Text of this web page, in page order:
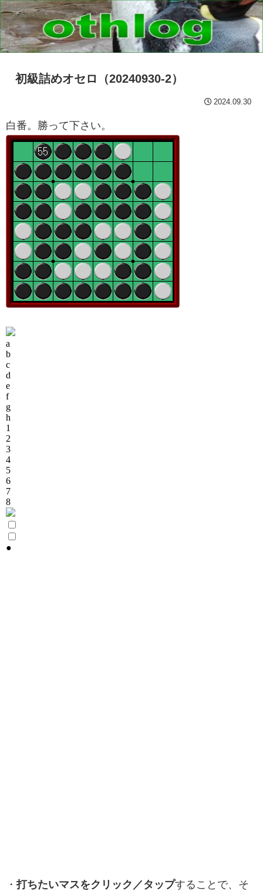
初級詰めオセロ（20240930-2）
2024.09.30
白番。勝って下さい。
・打ちたいマスをクリック／タップすることで、そ